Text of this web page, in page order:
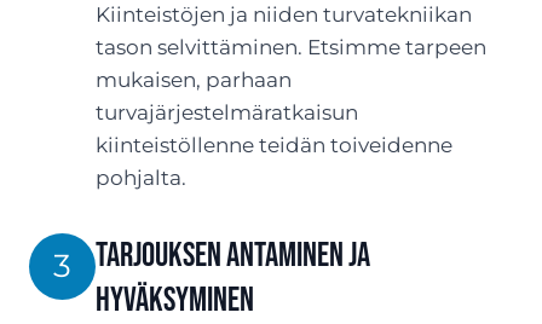
Kiinteistöjen ja niiden turvatekniikan
tason selvittäminen. Etsimme tarpeen
mukaisen, parhaan
turvajärjestelmäratkaisun
kiinteistöllenne teidän toiveidenne
pohjalta.
3
TARJOUksen antaminen ja
hyväksyminen